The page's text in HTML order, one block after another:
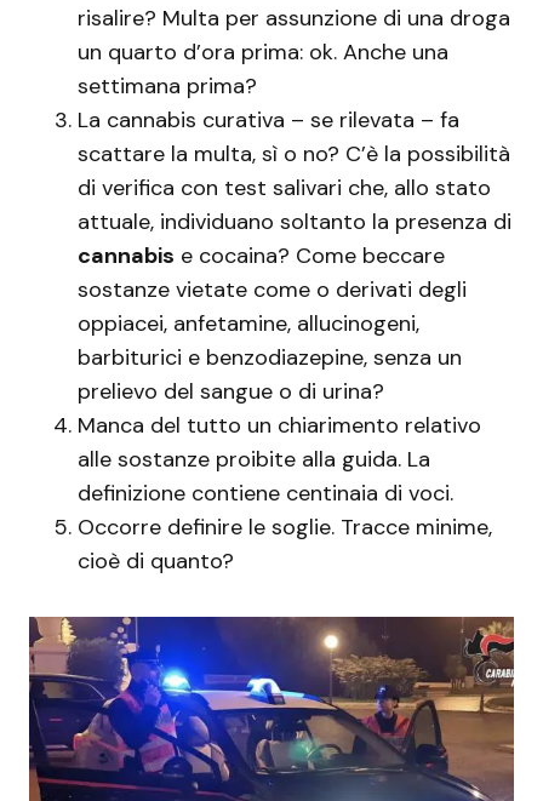
risalire? Multa per assunzione di una droga
un quarto d’ora prima: ok. Anche una
settimana prima?
La cannabis curativa – se rilevata – fa
scattare la multa, sì o no? C’è la possibilità
di verifica con test salivari che, allo stato
attuale, individuano soltanto la presenza di
cannabis e cocaina? Come beccare
sostanze vietate come o derivati degli
oppiacei, anfetamine, allucinogeni,
barbiturici e benzodiazepine, senza un
prelievo del sangue o di urina?
Manca del tutto un chiarimento relativo
alle sostanze proibite alla guida. La
definizione contiene centinaia di voci.
Occorre definire le soglie. Tracce minime,
cioè di quanto?